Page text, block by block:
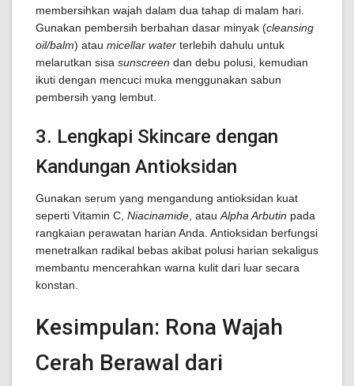
membersihkan wajah dalam dua tahap di malam hari.
Gunakan pembersih berbahan dasar minyak (cleansing
oil/balm) atau micellar water terlebih dahulu untuk
melarutkan sisa sunscreen dan debu polusi, kemudian
ikuti dengan mencuci muka menggunakan sabun
pembersih yang lembut.
3. Lengkapi Skincare dengan
Kandungan Antioksidan
Gunakan serum yang mengandung antioksidan kuat
seperti Vitamin C, Niacinamide , atau Alpha Arbutin pada
rangkaian perawatan harian Anda. Antioksidan berfungsi
menetralkan radikal bebas akibat polusi harian sekaligus
membantu mencerahkan warna kulit dari luar secara
konstan.
Kesimpulan: Rona Wajah
Cerah Berawal dari